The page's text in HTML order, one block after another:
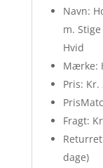
Navn:
m.
Hvid
Mærke:
Pris: Kr.
Fragt:
dage)